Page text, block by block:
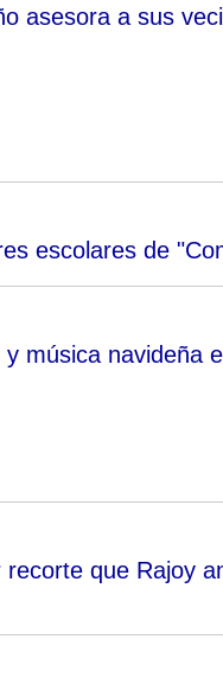
asesora a sus
escolares de
música navideña
que Rajoy